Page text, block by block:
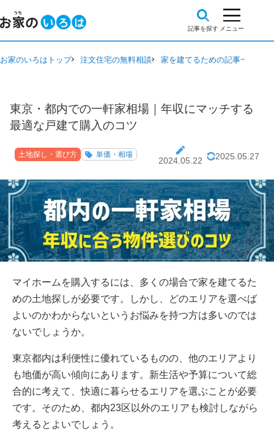
お家のいろはトップ 注文住宅の無料相談 家を建てるための記事一覧
東京・都内での一軒家相場｜年収にマッチする
最適な戸建て購入のコツ
土地探し・選び方 単価・相場
2024.05.22 2025.05.27
マイホームを購入するには、多くの場合で家を建てるた
めの土地探しが必要です。しかし、どのエリアを選べば
よいのかわからないというお悩みを持つ方は多いのでは
ないでしょうか。
東京都内は利便性に優れているものの、他のエリアより
も地価が高い傾向にあります。新生活や予算について総
合的に考えて、快適に暮らせるエリアを選ぶことが必要
です。そのため、都内23区以外のエリアも検討しながら
考えるとよいでしょう。